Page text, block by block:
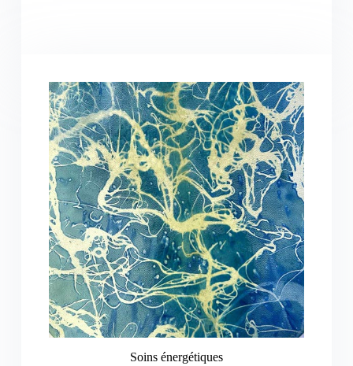
Soins énergétiques